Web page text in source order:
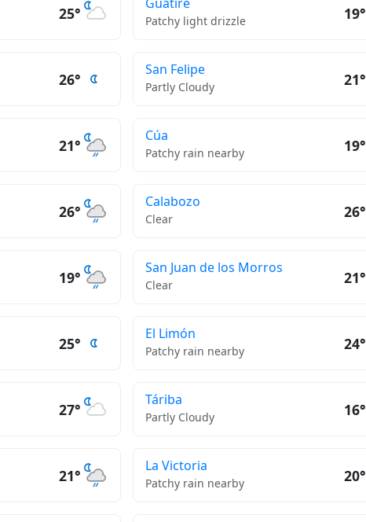
25° Patchy light drizzle 19°
26°
San Felipe
Partly Cloudy 21°
21°
Cúa
Patchy rain nearby 19°
26°
Calabozo
Clear 26°
19°
San Juan de los Morros
Clear 21°
25°
El Limón
Patchy rain nearby 24°
27°
Táriba
Partly Cloudy 16°
21°
La Victoria
Patchy rain nearby 20°